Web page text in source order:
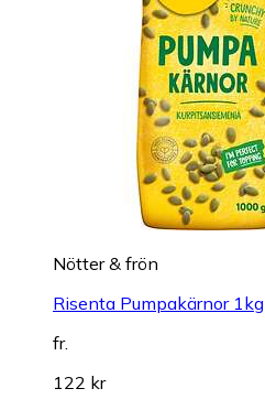
Nötter & frön
Risenta Pumpakärnor 1kg
fr.
122 kr